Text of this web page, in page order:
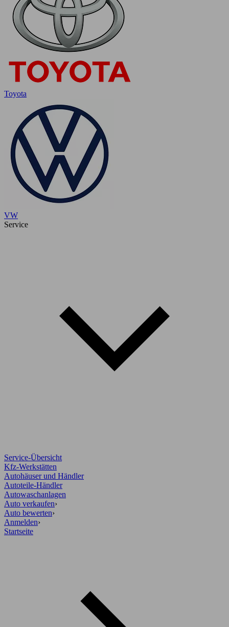
Toyota
VW
Service
Service-Übersicht
Kfz-Werkstätten
Autohäuser und Händler
Autoteile-Händler
Autowaschanlagen
Auto verkaufen›
Auto bewerten›
Anmelden›
Startseite